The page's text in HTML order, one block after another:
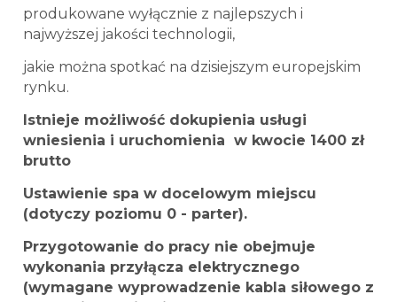
produkowane wyłącznie z najlepszych i
najwyższej jakości technologii,
jakie można spotkać na dzisiejszym europejskim
rynku.
Istnieje możliwość dokupienia usługi
wniesienia i uruchomienia w kwocie 1400 zł
brutto
Ustawienie spa w docelowym miejscu
(dotyczy poziomu 0 - parter).
Przygotowanie do pracy nie obejmuje
wykonania przyłącza elektrycznego
(wymagane wyprowadzenie kabla siłowego z